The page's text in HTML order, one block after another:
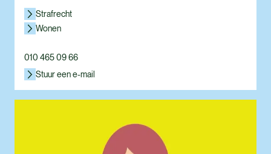
Strafrecht
Wonen
010 465 09 66
Stuur een e-mail